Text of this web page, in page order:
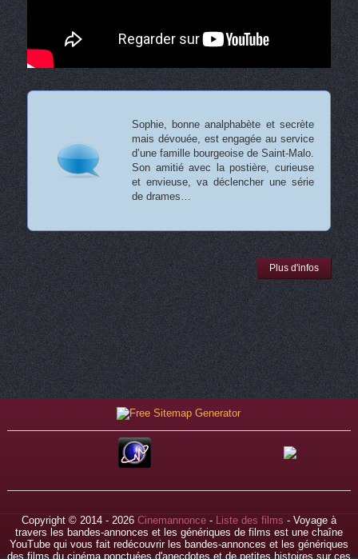
Sophie, bonne analphabète et secrète
mais dévouée, est engagée au service
d’une famille bourgeoise de Saint-Malo.
Son amitié avec la postière, curieuse
et envieuse, va déclencher une série
de drames…
Plus d'infos
Copyright © 2014 - 2026 Cinemannonce- Liste des films - Voyage à
travers les bandes-annonces et les génériques de films est une chaîne
YouTube qui vous fait redécouvrir les bandes-annonces et les génériques
des films du cinéma ponctuées d'anecdotes et de petites histoires sur ces